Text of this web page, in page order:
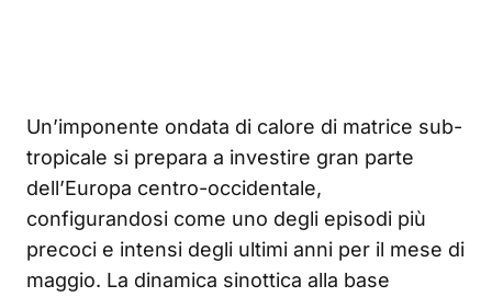
Un’imponente ondata di calore di matrice sub-
tropicale si prepara a investire gran parte
dell’Europa centro-occidentale,
configurandosi come uno degli episodi più
precoci e intensi degli ultimi anni per il mese di
maggio. La dinamica sinottica alla base